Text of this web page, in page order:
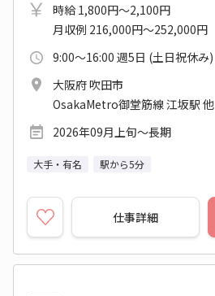
時給 1,800円～2,100円
月収例 216,000円～252,000円
9:00～16:00 週5日 (土日祝休み)
大阪府 吹田市
OsakaMetro御堂筋線 江坂駅 他
2026年09月上旬～長期
大手・有名 駅から5分
仕事詳細